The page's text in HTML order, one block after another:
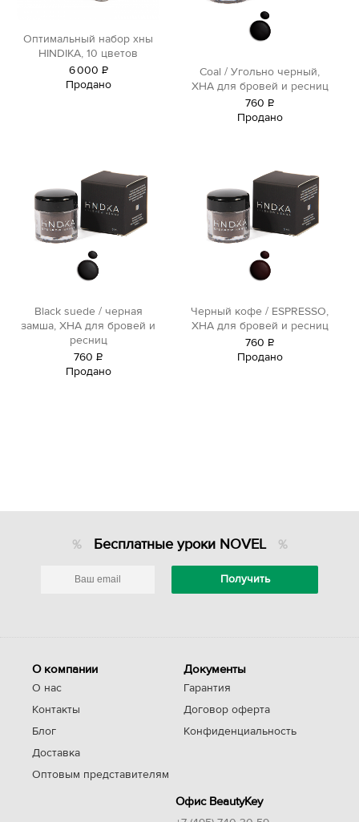
Оптимальный набор хны
HINDIKA, 10 цветов
6000 Р
уб.
Продано
Сoal / Угольно черный,
ХНА для бровей и ресниц
760 Р
уб.
Продано
Black suede / черная
замша, ХНА для бровей и
ресниц
760 Р
уб.
Продано
Черный кофе / ESPRESSO,
ХНА для бровей и ресниц
760 Р
уб.
Продано
Бесплатные уроки NOVEL
О компании
О нас
Контакты
Блог
Доставка
Оптовым представителям
Документы
Гарантия
Договор оферта
Конфиденциальность
Офис BeautyKey